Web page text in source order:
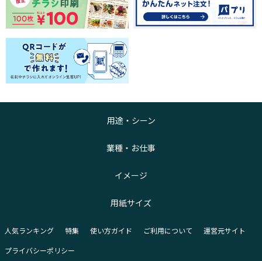
用途・シーン
業種・お仕事
イメージ
用紙サイズ
人気ランキング 特集 使い方ガイド ご利用について
運営元サイト
プライバシーポリシー